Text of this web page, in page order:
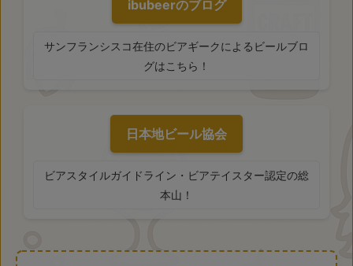
ibubeerのブログ
サンフランシスコ在住のビアギークによるビールブロ
グはこちら！
日本地ビール協会
ビアスタイルガイドライン・ビアテイスター認定の総
本山！